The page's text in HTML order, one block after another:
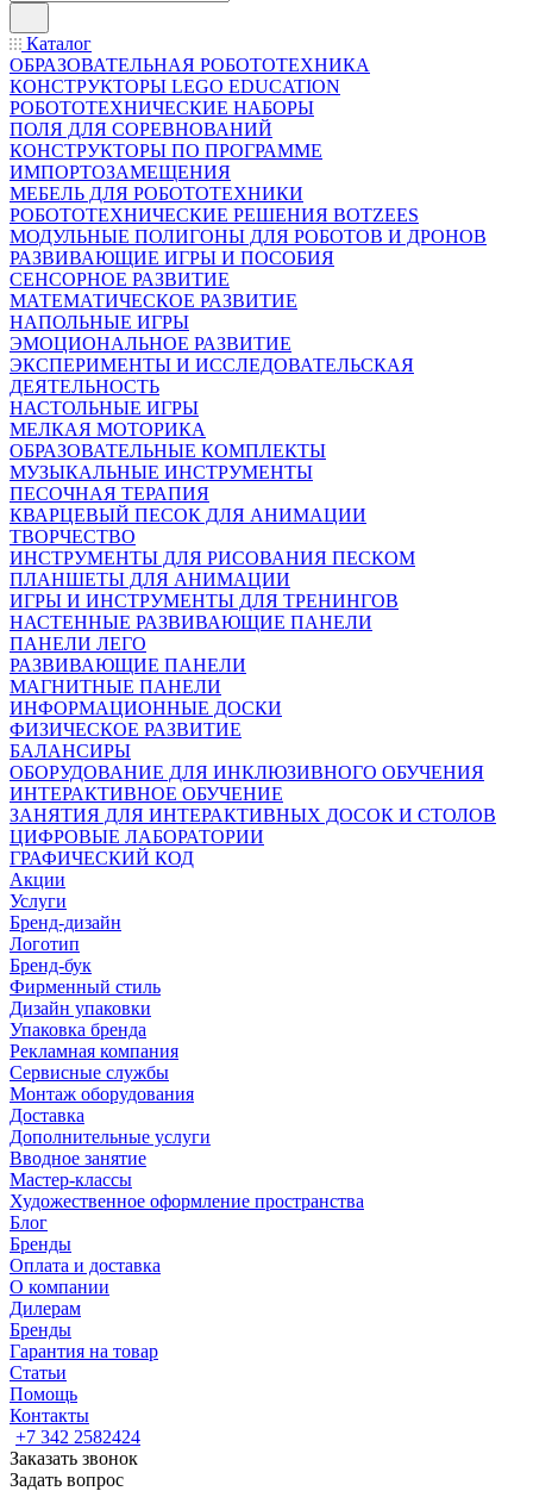
Каталог
ОБРАЗОВАТЕЛЬНАЯ РОБОТОТЕХНИКА
КОНСТРУКТОРЫ LEGO EDUCATION
РОБОТОТЕХНИЧЕСКИЕ НАБОРЫ
ПОЛЯ ДЛЯ СОРЕВНОВАНИЙ
КОНСТРУКТОРЫ ПО ПРОГРАММЕ
ИМПОРТОЗАМЕЩЕНИЯ
МЕБЕЛЬ ДЛЯ РОБОТОТЕХНИКИ
РОБОТОТЕХНИЧЕСКИЕ РЕШЕНИЯ BOTZEES
МОДУЛЬНЫЕ ПОЛИГОНЫ ДЛЯ РОБОТОВ И ДРОНОВ
РАЗВИВАЮЩИЕ ИГРЫ И ПОСОБИЯ
СЕНСОРНОЕ РАЗВИТИЕ
МАТЕМАТИЧЕСКОЕ РАЗВИТИЕ
НАПОЛЬНЫЕ ИГРЫ
ЭМОЦИОНАЛЬНОЕ РАЗВИТИЕ
ЭКСПЕРИМЕНТЫ И ИССЛЕДОВАТЕЛЬСКАЯ
ДЕЯТЕЛЬНОСТЬ
НАСТОЛЬНЫЕ ИГРЫ
МЕЛКАЯ МОТОРИКА
ОБРАЗОВАТЕЛЬНЫЕ КОМПЛЕКТЫ
МУЗЫКАЛЬНЫЕ ИНСТРУМЕНТЫ
ПЕСОЧНАЯ ТЕРАПИЯ
КВАРЦЕВЫЙ ПЕСОК ДЛЯ АНИМАЦИИ
ТВОРЧЕСТВО
ИНСТРУМЕНТЫ ДЛЯ РИСОВАНИЯ ПЕСКОМ
ПЛАНШЕТЫ ДЛЯ АНИМАЦИИ
ИГРЫ И ИНСТРУМЕНТЫ ДЛЯ ТРЕНИНГОВ
НАСТЕННЫЕ РАЗВИВАЮЩИЕ ПАНЕЛИ
ПАНЕЛИ ЛЕГО
РАЗВИВАЮЩИЕ ПАНЕЛИ
МАГНИТНЫЕ ПАНЕЛИ
ИНФОРМАЦИОННЫЕ ДОСКИ
ФИЗИЧЕСКОЕ РАЗВИТИЕ
БАЛАНСИРЫ
ОБОРУДОВАНИЕ ДЛЯ ИНКЛЮЗИВНОГО ОБУЧЕНИЯ
ИНТЕРАКТИВНОЕ ОБУЧЕНИЕ
ЗАНЯТИЯ ДЛЯ ИНТЕРАКТИВНЫХ ДОСОК И СТОЛОВ
ЦИФРОВЫЕ ЛАБОРАТОРИИ
ГРАФИЧЕСКИЙ КОД
Акции
Услуги
Бренд-дизайн
Логотип
Бренд-бук
Фирменный стиль
Дизайн упаковки
Упаковка бренда
Рекламная компания
Сервисные службы
Монтаж оборудования
Доставка
Дополнительные услуги
Вводное занятие
Мастер-классы
Художественное оформление пространства
Блог
Бренды
Оплата и доставка
О компании
Дилерам
Бренды
Гарантия на товар
Статьи
Помощь
Контакты
+7 342 2582424
Заказать звонок
Задать вопрос